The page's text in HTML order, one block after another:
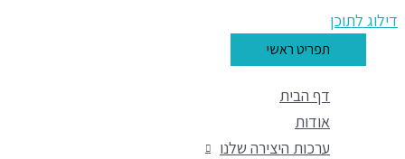
דילוג לתוכן
תפריט ראשי
דף הבית
אודות
ערכות היצירה שלנו